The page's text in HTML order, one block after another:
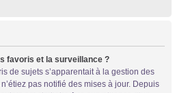
favoris et la surveillance ?
de sujets s’apparentait à la gestion des
pas notifié des mises à jour. Depuis